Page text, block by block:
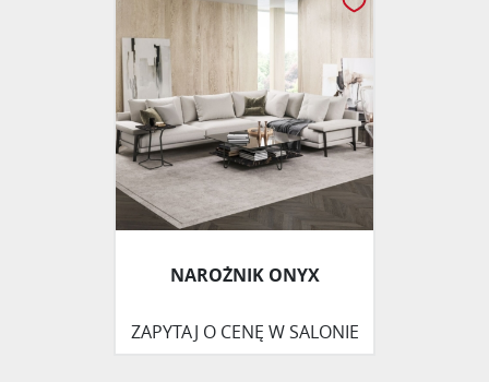
NAROŻNIK ONYX
ZAPYTAJ O CENĘ W SALONIE